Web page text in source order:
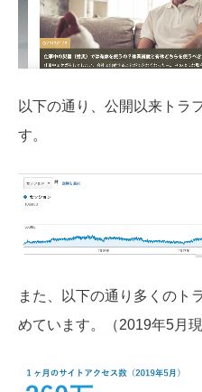
以下の通り、公開以来トラ
す。
また、以下の通り多くのト
めています。（2019年5月現